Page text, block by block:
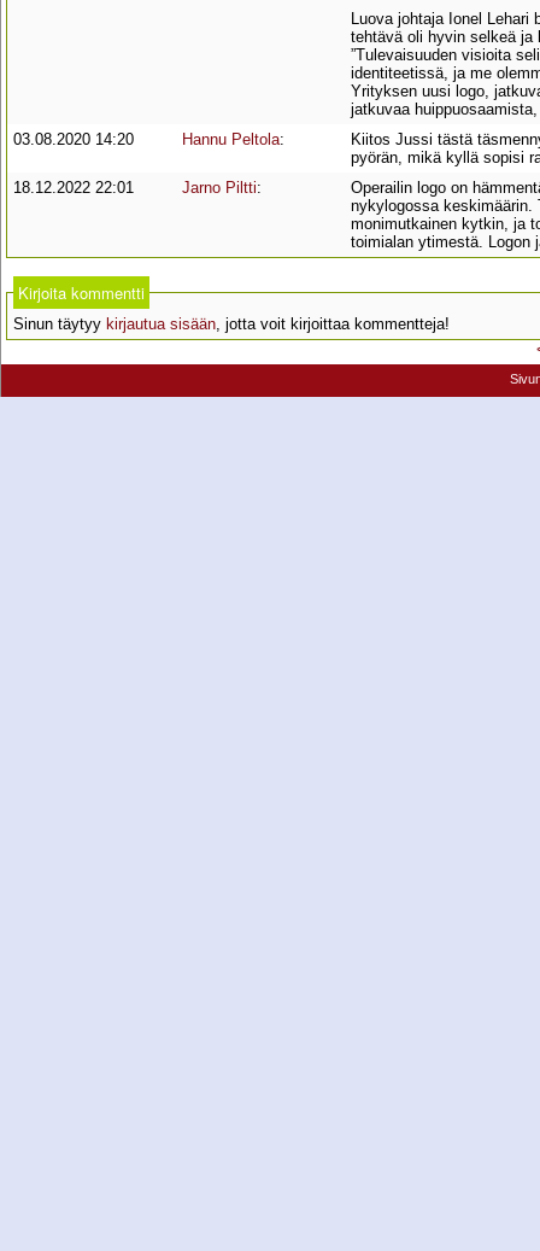
Luova johtaja Ionel Lehari
tehtävä oli hyvin selkeä ja
”Tulevaisuuden visioita
identiteetissä, ja me
Yrityksen uusi logo,
jatkuvaa
03.08.2020 14:20
Hannu Peltola:
Kiitos Jussi tästä
pyörän, mikä kyllä sopisi
18.12.2022 22:01
Jarno Piltti:
Operailin logo on
nykylogossa keskimäärin.
monimutkainen kytkin, ja
toimialan ytimestä. Logon
Kirjoita kommentti
Sinun täytyy kirjautua sisään , jotta voit kirjoittaa kommentteja!